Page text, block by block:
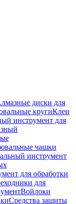
диски для
кругиКлеи
инструмент для
чашки
инструмент
для обработки
для
Войлоки
Средства защиты